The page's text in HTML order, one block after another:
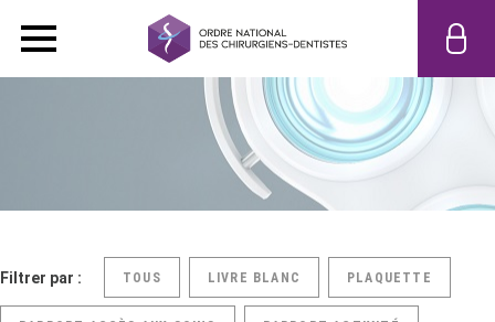
Filtrer par : TOUS LIVRE BLANC PLAQUETTE